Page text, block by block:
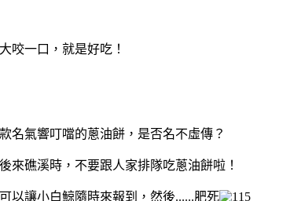
咬一口，就是好吃！
名氣響叮噹的蔥油餅，是否名不虛傳？
來礁溪時，不要跟人家排隊吃蔥油餅啦！
以讓小白鯨隨時來報到，然後......肥死